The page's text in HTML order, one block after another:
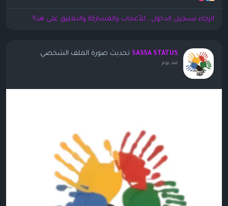
الرجاء تسجيل الدخول , للأعجاب والمشاركة والتعليق على هذا!
SASSA STATUS تحديث صورة الملف الشخصي
منذ يوم